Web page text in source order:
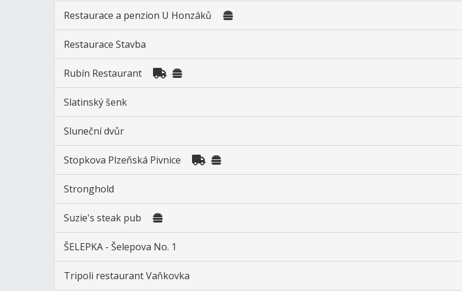
Restaurace a penzion U Honzáků
Restaurace Stavba
Rubín Restaurant
Slatinský šenk
Sluneční dvůr
Stopkova Plzeňská Pivnice
Stronghold
Suzie's steak pub
ŠELEPKA - Šelepova No. 1
Tripoli restaurant Vaňkovka